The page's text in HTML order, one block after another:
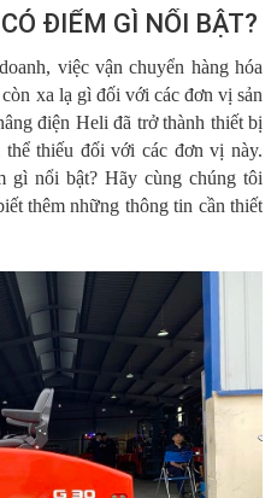
ĐIỂM GÌ NỔI BẬT?
việc vận chuyển hàng hóa
xa lạ gì đối với các đơn vị sản
điện Heli đã trở thành thiết bị
thiếu đối với các đơn vị này.
gì nổi bật? Hãy cùng chúng tôi
thêm những thông tin cần thiết